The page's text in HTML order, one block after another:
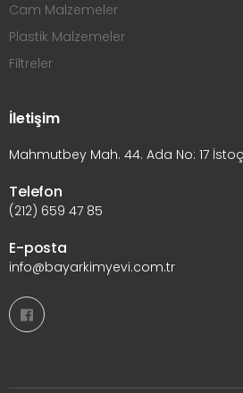
Cam Malzemeler
Plastik Malzemeler
Filtreler
İletişim
Mahmutbey Mah. 44. Ada No: 17
Telefon
(212) 659 47 85
E-posta
info@bayarkimyevi.com.tr